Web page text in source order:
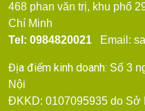
468 phan văn trị, khu phố
Chí Minh
Tel: 0984820021
Email:
Địa điểm kinh doanh: Số 3
Nội
ĐKKD: 0107095935 do Sở